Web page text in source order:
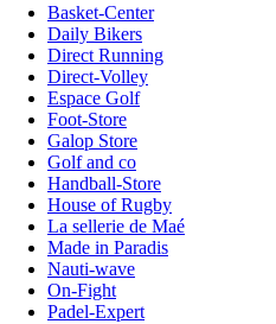
Basket-Center
Daily Bikers
Direct Running
Direct-Volley
Espace Golf
Foot-Store
Galop Store
Golf and co
Handball-Store
House of Rugby
La sellerie de Maé
Made in Paradis
Nauti-wave
On-Fight
Padel-Expert